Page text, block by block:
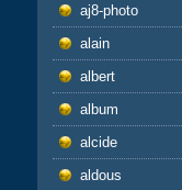
aj8-photo
alain
albert
album
alcide
aldous